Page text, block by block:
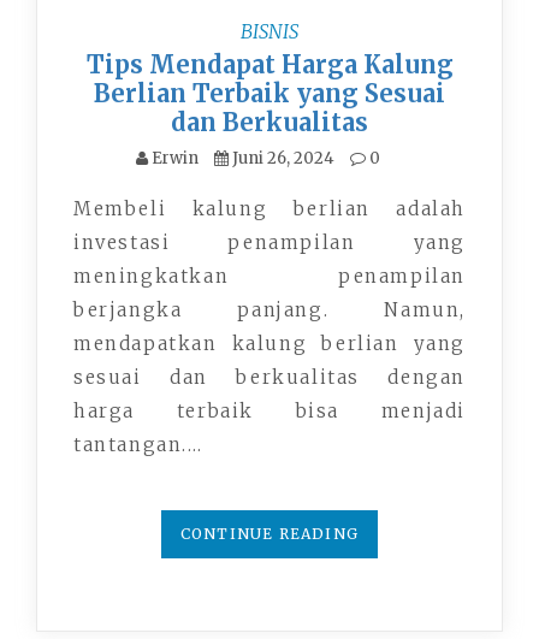
BISNIS
Tips Mendapat Harga Kalung
Berlian Terbaik yang Sesuai
dan Berkualitas
Erwin Juni 26, 2024 0
Membeli kalung berlian adalah
investasi penampilan yang
meningkatkan penampilan
berjangka panjang. Namun,
mendapatkan kalung berlian yang
sesuai dan berkualitas dengan
harga terbaik bisa menjadi
tantangan.…
CONTINUE READING